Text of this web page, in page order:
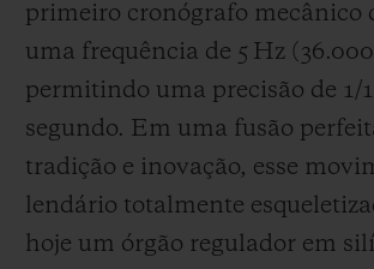
primeiro cronógrafo mecânico
uma frequência de 5 Hz (
permitindo uma precisão de 1/
segundo. Em uma fusão
tradição e inovação, esse
lendário totalmente
hoje um órgão regulador em